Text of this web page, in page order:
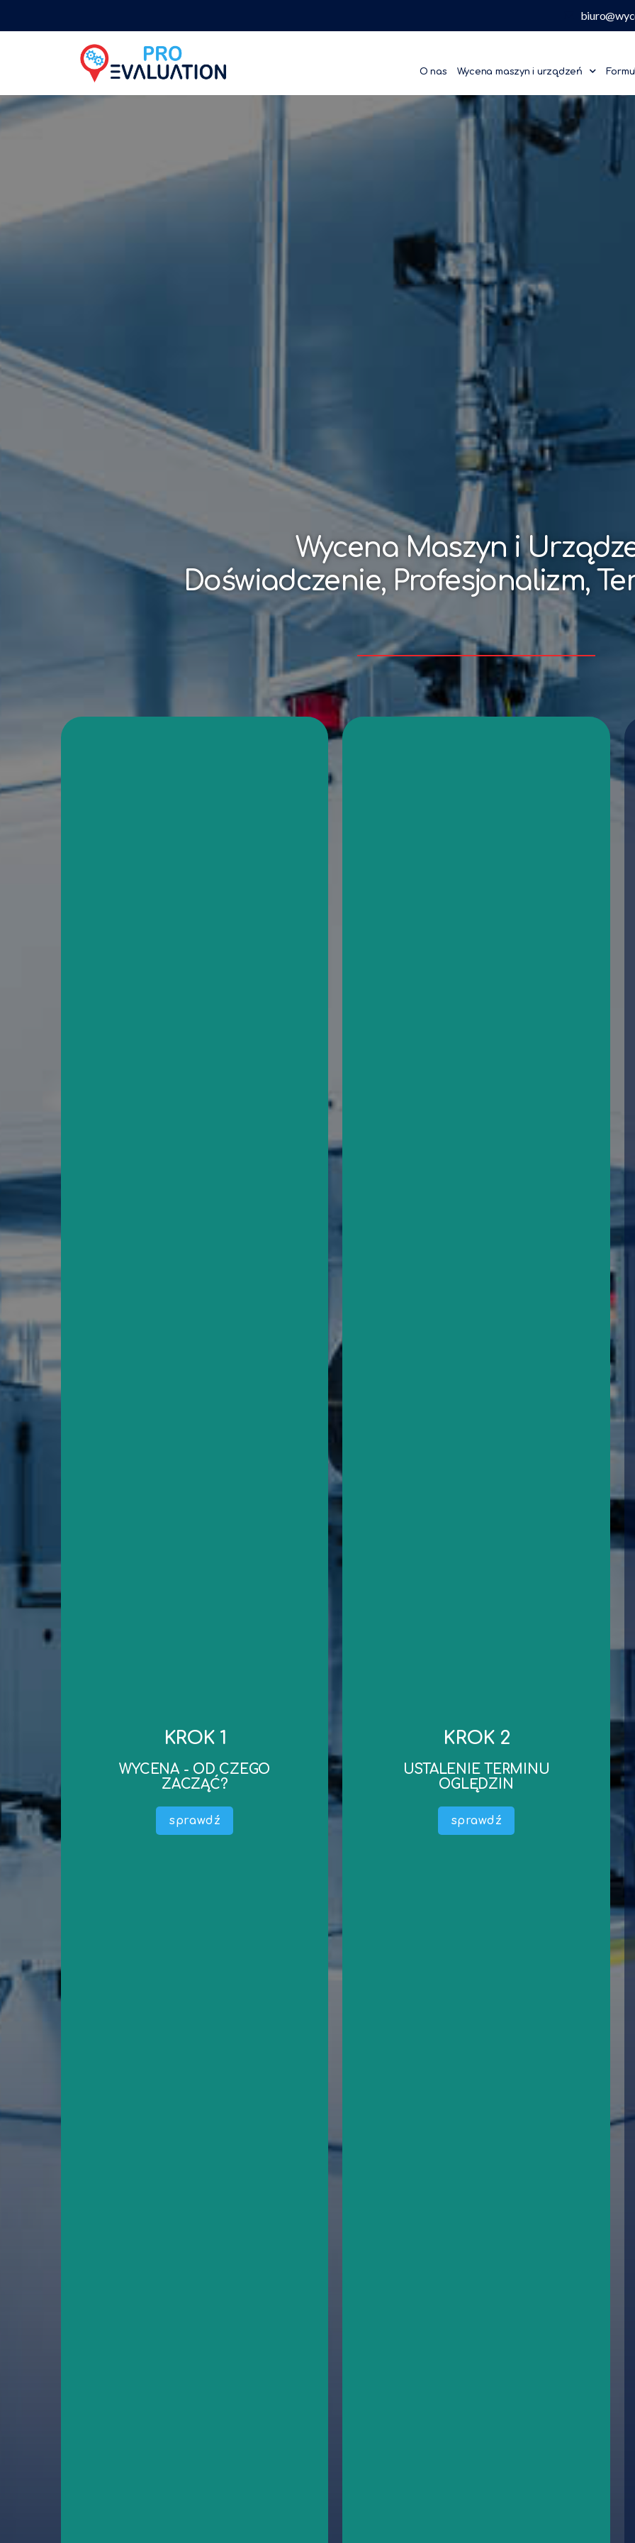
O nas Wycena maszyn i urządzeń
Wycena Maszyn i
Doświadczenie, Profesjonalizm,
KROK 1
WYCENA - OD CZEGO
ZACZĄĆ?
sprawdź
Określić do czego wycena jest potrzebna (cel
Po ustaleniu podstawowych parametrów –
zapraszamy do kontaktu telefonicznego lub
mailowego – ustalimy koszt wyceny, termin
realizacji oraz ewentualne dokumenty niezbędne KROK 2
USTALENIE TERMINU
OGLĘDZIN
sprawdź
wykonanie oględzin.
Ustalamy wspólnie termin oględzin (od terminu
oględzin oraz przekazania niezbędnej
dokumentacji liczony jest termin wykonania
wyceny).
robocze od dnia wykonania oględzin/przekazania
niezbędnych dokumentów.